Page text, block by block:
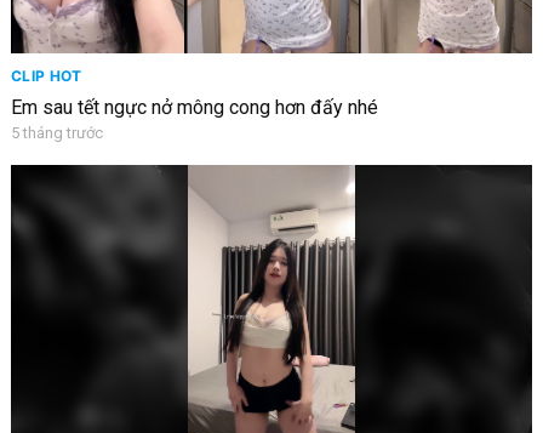
CLIP HOT
Em sau tết ngực nở mông cong hơn đấy nhé
5 tháng trước